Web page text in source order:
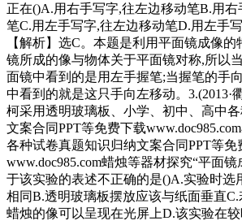
正在()A.用右手写字,往左边移动笔B.用
笔C.用左手写字,往左边移动笔D.用左手
【解析】选C。本题是利用平面镜成像
镜所成的像与物体关于平面镜对称,所以
面镜中看到的是用左手握笔;当握笔的手
中看到的就是这只手向左移动。3.(2013·
柯采用透明玻璃板、小学、初中、高中
文案合同PPT等免费下载
各种试卷真题知识归纳文案合同PPT等免
www.doc985.com蜡烛等器材探究“平面
于该实验的表述不正确的是()A.实验时选
相同B.透明玻璃板摆放应该与纸面垂直
蜡烛的像可以呈现在光屏上D.该实验在